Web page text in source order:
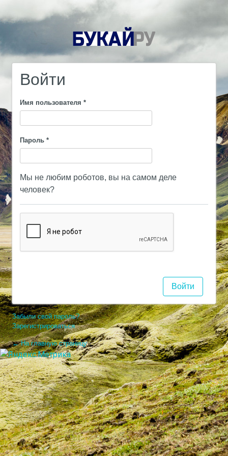
Войти
Имя пользователя *
Пароль *
Мы не любим роботов, вы на самом деле
человек?
Забыли свой пароль?
Зарегистрироваться
← На главную страницу